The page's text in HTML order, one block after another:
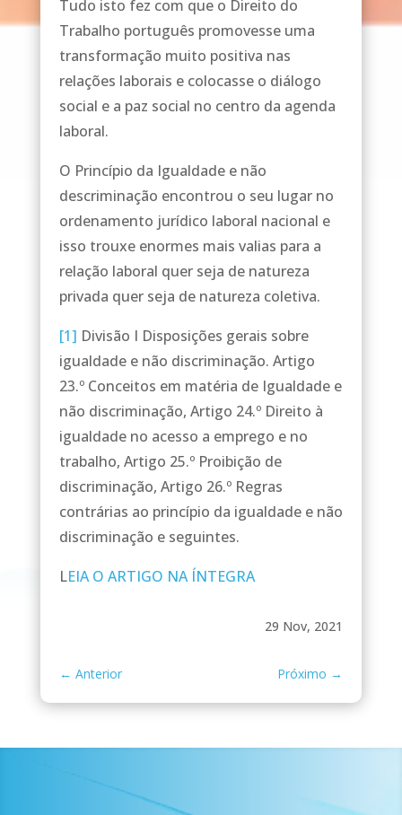
Tudo isto fez com que o Direito do
Trabalho português promovesse uma
transformação muito positiva nas
relações laborais e colocasse o diálogo
social e a paz social no centro da agenda
laboral.
O Princípio da Igualdade e não
descriminação encontrou o seu lugar no
ordenamento jurídico laboral nacional e
isso trouxe enormes mais valias para a
relação laboral quer seja de natureza
privada quer seja de natureza coletiva.
[1] Divisão I Disposições gerais sobre
igualdade e não discriminação. Artigo
23.º Conceitos em matéria de Igualdade e
não discriminação, Artigo 24.º Direito à
igualdade no acesso a emprego e no
trabalho, Artigo 25.º Proibição de
discriminação, Artigo 26.º Regras
contrárias ao princípio da igualdade e não
discriminação e seguintes.
LEIA O ARTIGO NA ÍNTEGRA
29 Nov, 2021
← Anterior Próximo →